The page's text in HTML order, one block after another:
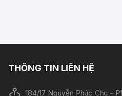
THÔNG TIN LIÊN HỆ
184/17 Nguyễn Phúc Chu -